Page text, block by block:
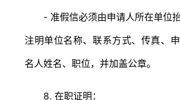
- 准假信必须由申请人所在单位
注明单位名称、联系方式、传真、
名人姓名、职位，并加盖公章。
8. 在职证明：